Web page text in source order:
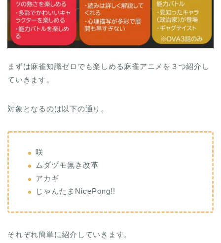
まずは麻雀知識ゼロでも楽しめる麻雀アニメを３つ紹介し
ていきます。
対象となるのは以下の通り。
咲
ムダヅモ無き改革
アカギ
じゃんたまNicePong!!
それぞれ簡単に紹介していきます。